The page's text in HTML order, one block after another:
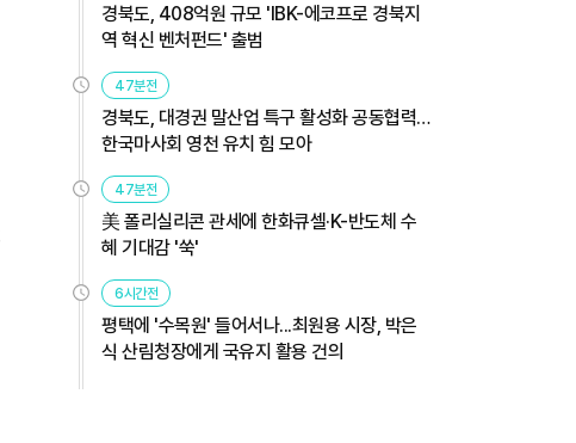
경북도, 408억원 규모 'IBK-에코프로 경북지
역 혁신 벤처펀드' 출범
47분전
경북도, 대경권 말산업 특구 활성화 공동협력…
한국마사회 영천 유치 힘 모아
47분전
美 폴리실리콘 관세에 한화큐셀·K-반도체 수
혜 기대감 '쑥'
6시간전
평택에 '수목원' 들어서나...최원용 시장, 박은
식 산림청장에게 국유지 활용 건의